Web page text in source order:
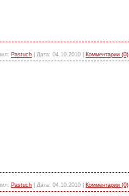
Pastuch Дата: 04.10.2010 Комментарии (0)
Pastuch Дата: 04.10.2010 Комментарии (0)